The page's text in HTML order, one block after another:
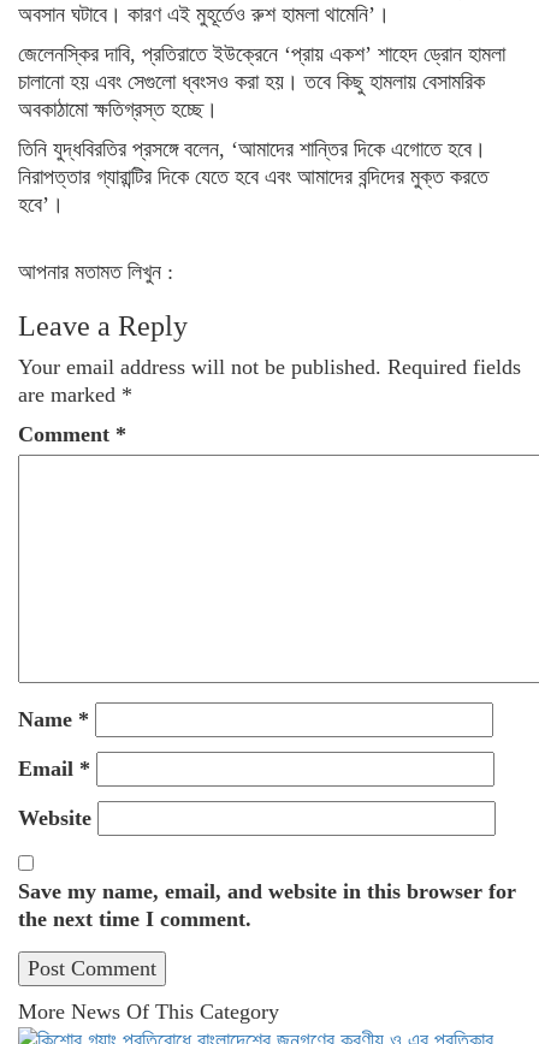
অবসান ঘটাবে। কারণ এই মুহূর্তেও রুশ হামলা থামেনি’।
জেলেনস্কির দাবি, প্রতিরাতে ইউক্রেনে ‘প্রায় একশ’ শাহেদ ড্রোন হামলা
চালানো হয় এবং সেগুলো ধ্বংসও করা হয়। তবে কিছু হামলায় বেসামরিক
অবকাঠামো ক্ষতিগ্রস্ত হচ্ছে।
তিনি যুদ্ধবিরতির প্রসঙ্গে বলেন, ‘আমাদের শান্তির দিকে এগোতে হবে।
নিরাপত্তার গ্যারান্টির দিকে যেতে হবে এবং আমাদের বন্দিদের মুক্ত করতে
হবে’।
আপনার মতামত লিখুন :
Leave a Reply
Your email address will not be published. Required fields
are marked *
Comment *
Name *
Email *
Website
Save my name, email, and website in this browser for
the next time I comment.
More News Of This Category